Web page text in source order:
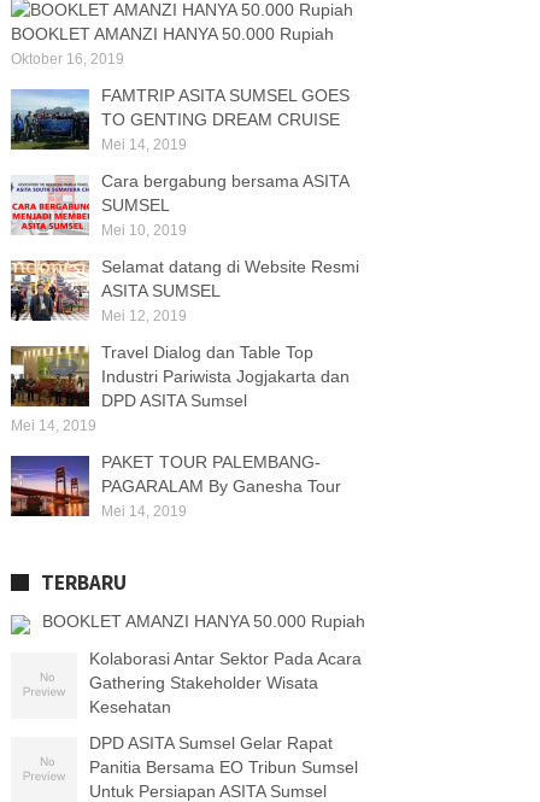
BOOKLET AMANZI HANYA 50.000 Rupiah
Oktober 16, 2019
FAMTRIP ASITA SUMSEL GOES
TO GENTING DREAM CRUISE
Mei 14, 2019
Cara bergabung bersama ASITA
SUMSEL
Mei 10, 2019
Selamat datang di Website Resmi
ASITA SUMSEL
Mei 12, 2019
Travel Dialog dan Table Top
Industri Pariwista Jogjakarta dan
DPD ASITA Sumsel
Mei 14, 2019
PAKET TOUR PALEMBANG-
PAGARALAM By Ganesha Tour
Mei 14, 2019
TERBARU
BOOKLET AMANZI HANYA 50.000 Rupiah
Kolaborasi Antar Sektor Pada Acara
Gathering Stakeholder Wisata
Kesehatan
DPD ASITA Sumsel Gelar Rapat
Panitia Bersama EO Tribun Sumsel
Untuk Persiapan ASITA Sumsel